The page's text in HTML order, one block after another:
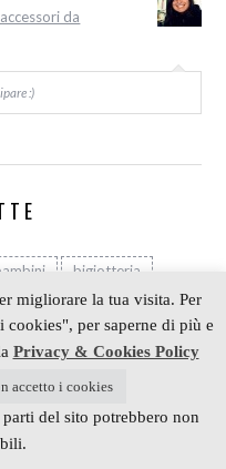
da
:)
bigiotteria
carta
cartone
cuori
migliorare la tua visita. Per
cookies", per saperne di più e
Privacy & Cookies Policy
accetto i cookies
del sito potrebbero non